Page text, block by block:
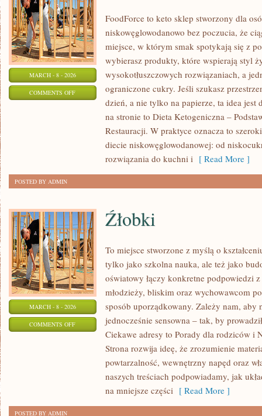
MARCH - 8 - 2026
COMMENTS OFFON
POCZĄTKUJĄCYCH
FoodForce to keto sklep stworzony dla
niskowęglowodanowo bez poczucia, że
miejsce, w którym smak spotykają się z
wybierasz produkty, które wspierają styl
wysokotłuszczowych rozwiązaniach, a
ograniczone cukry. Jeśli szukasz
dzień, a nie tylko na papierze, ta idea jest
na stronie to Dieta Ketogeniczna –
Restauracji. W praktyce oznacza to
diecie niskowęglowodanowej: od
rozwiązania do kuchni i [ Read More ]
POSTED BY ADMIN
MARCH - 8 - 2026
COMMENTS OFFON
Źłobki
To miejsce stworzone z myślą o
tylko jako szkolna nauka, ale też jako
oświatowy łączy konkretne podpowiedzi
młodzieży, bliskim oraz wychowawcom
sposób uporządkowany. Zależy nam, aby
jednocześnie sensowna – tak, by
Ciekawe adresy to Porady dla rodziców i
Strona rozwija ideę, że zrozumienie
powtarzalność, wewnętrzny napęd oraz
naszych treściach podpowiadamy, jak
na mniejsze części [ Read More ]
POSTED BY ADMIN